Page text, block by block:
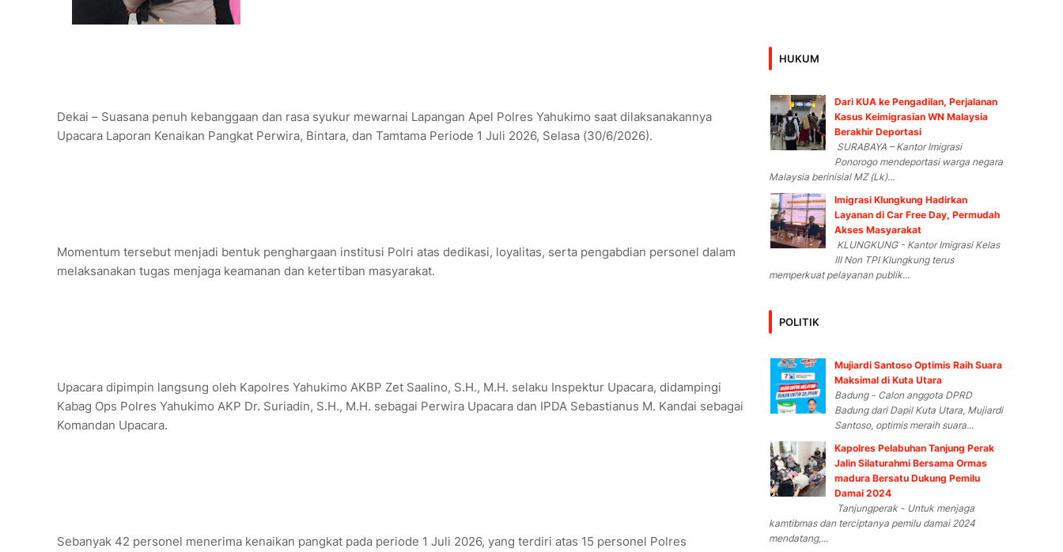
‎Dekai – Suasana penuh kebanggaan dan rasa syukur mewarnai Lapangan Apel Polres Yahukimo saat dilaksanakannya
Upacara Laporan Kenaikan Pangkat Perwira, Bintara, dan Tamtama Periode 1 Juli 2026, Selasa (30/6/2026).
‎Momentum tersebut menjadi bentuk penghargaan institusi Polri atas dedikasi, loyalitas, serta pengabdian personel dalam
melaksanakan tugas menjaga keamanan dan ketertiban masyarakat.
‎Upacara dipimpin langsung oleh Kapolres Yahukimo AKBP Zet Saalino, S.H., M.H. selaku Inspektur Upacara, didampingi
Kabag Ops Polres Yahukimo AKP Dr. Suriadin, S.H., M.H. sebagai Perwira Upacara dan IPDA Sebastianus M. Kandai sebagai
Komandan Upacara.
‎Sebanyak 42 personel menerima kenaikan pangkat pada periode 1 Juli 2026, yang terdiri atas 15 personel Polres
HUKUM
Dari KUA ke Pengadilan, Perjalanan
Kasus Keimigrasian WN Malaysia
Berakhir Deportasi
SURABAYA – Kantor Imigrasi
Ponorogo mendeportasi warga negara
Malaysia berinisial MZ (Lk)...
Imigrasi Klungkung Hadirkan
Layanan di Car Free Day, Permudah
Akses Masyarakat
KLUNGKUNG - Kantor Imigrasi Kelas
III Non TPI Klungkung terus
memperkuat pelayanan publik...
POLITIK
Mujiardi Santoso Optimis Raih Suara
Maksimal di Kuta Utara
Badung - Calon anggota DPRD
Badung dari Dapil Kuta Utara, Mujiardi
Santoso, optimis meraih suara...
Kapolres Pelabuhan Tanjung Perak
Jalin Silaturahmi Bersama Ormas
madura Bersatu Dukung Pemilu
Damai 2024
Tanjungperak - Untuk menjaga
kamtibmas dan terciptanya pemilu damai 2024
mendatang,...